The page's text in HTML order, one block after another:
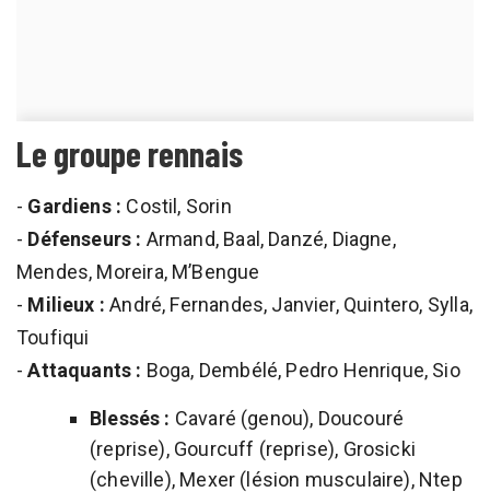
Le groupe rennais
- Gardiens : Costil, Sorin
- Défenseurs : Armand, Baal, Danzé, Diagne,
Mendes, Moreira, M’Bengue
- Milieux : André, Fernandes, Janvier, Quintero, Sylla,
Toufiqui
-Attaquants : Boga, Dembélé, Pedro Henrique, Sio
Blessés : Cavaré (genou), Doucouré
(reprise), Gourcuff (reprise), Grosicki
(cheville), Mexer (lésion musculaire), Ntep